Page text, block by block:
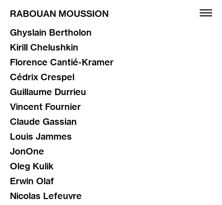
RABOUAN MOUSSION
Expositions
Artistes
Foires
Éditions
Informations
English
Ghyslain Bertholon
Kirill Chelushkin
Florence Cantié-Kramer
Cédrix Crespel
Guillaume Durrieu
Vincent Fournier
Claude Gassian
Louis Jammes
JonOne
Oleg Kulik
Erwin Olaf
Nicolas Lefeuvre